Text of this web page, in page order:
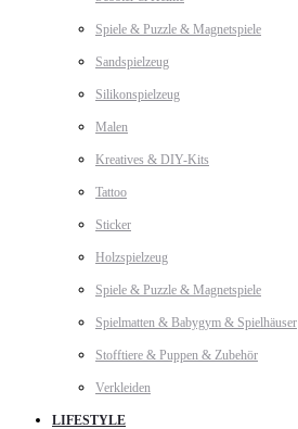
Spiele & Puzzle & Magnetspiele
Sandspielzeug
Silikonspielzeug
Malen
Kreatives & DIY-Kits
Tattoo
Sticker
Holzspielzeug
Spiele & Puzzle & Magnetspiele
Spielmatten & Babygym & Spielhäuser
Stofftiere & Puppen & Zubehör
Verkleiden
LIFESTYLE